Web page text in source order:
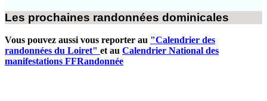
Les prochaines randonnées dominicales
Vous pouvez aussi vous reporter au "Calendrier des
randonnées du Loiret" et au Calendrier National des
manifestations FFRandonnée